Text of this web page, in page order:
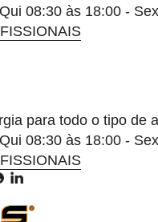
08:30 às 18:00 -
para todo o tipo de
08:30 às 18:00 -